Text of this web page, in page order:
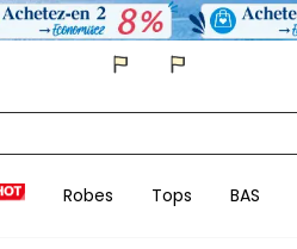
Robes Tops BAS